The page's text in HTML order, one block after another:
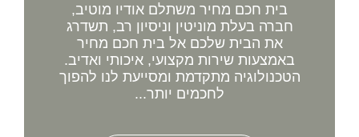
בית חכם מחיר משתלם אודיו מוטיב,
חברה בעלת מוניטין וניסיון רב, תשדרג
את הבית שלכם אל בית חכם מחיר
באמצעות שירות מקצועי, איכותי ואדיב.
הטכנולוגיה מתקדמת ומסייעת לנו להפוך
לחכמים יותר...